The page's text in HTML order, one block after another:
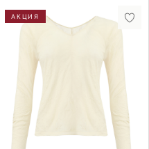
АКЦИЯ